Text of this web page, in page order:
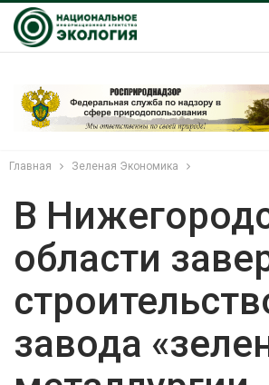
Главная Зеленая Экономика
В
области
завода